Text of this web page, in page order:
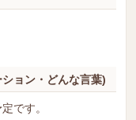
ョン・どんな言葉)
です。